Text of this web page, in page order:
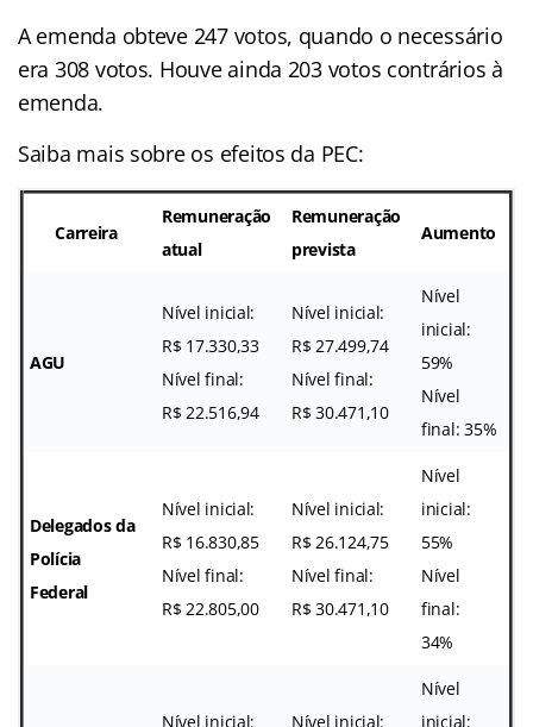
A emenda obteve 247 votos, quando o necessário
era 308 votos. Houve ainda 203 votos contrários à
emenda.
Saiba mais sobre os efeitos da PEC:
Carreira
Remuneração
atual
Remuneração
prevista
Aumento
AGU
Nível inicial:
R$ 17.330,33
Nível final:
R$ 22.516,94
Nível inicial:
R$ 27.499,74
Nível final:
R$ 30.471,10
Nível
inicial:
59%
Nível
final: 35%
Delegados da
Polícia
Federal
Nível inicial:
R$ 16.830,85
Nível final:
R$ 22.805,00
Nível inicial:
R$ 26.124,75
Nível final:
R$ 30.471,10
Nível
inicial:
55%
Nível
final:
34%
Nível inicial:
Nível inicial:
Nível
inicial: